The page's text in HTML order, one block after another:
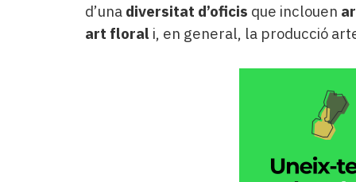
d’una diversitat d’oficis que inclouen
art floral i, en general, la producció